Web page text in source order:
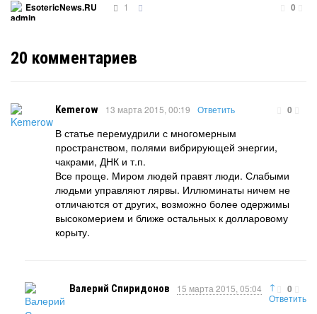
EsotericNews.RU
1 0
20 комментариев
Kemerow 13 марта 2015, 00:19 0
Ответить
В статье перемудрили с многомерным
пространством, полями вибрирующей энергии,
чакрами, ДНК и т.п.
Все проще. Миром людей правят люди. Слабыми
людьми управляют лярвы. Иллюминаты ничем не
отличаются от других, возможно более одержимы
высокомерием и ближе остальных к долларовому
корыту.
Валерий Спиридонов 15 марта 2015, 05:04 ↑ 0
Ответить